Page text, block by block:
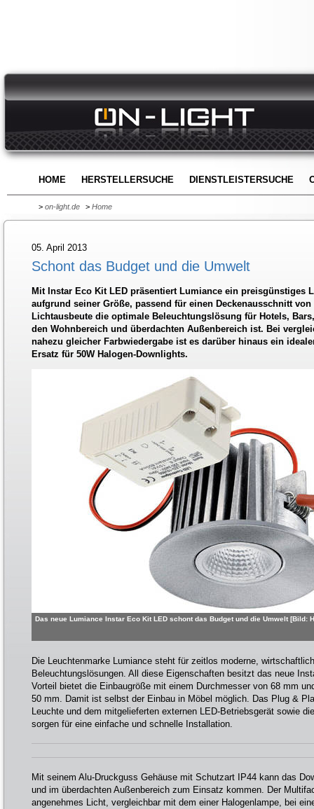
HOME HERSTELLERSUCHE DIENSTLEISTERSUCHE
> on-light.de > Home
05. April 2013
Schont das Budget und die Umwelt
Mit Instar Eco Kit LED präsentiert Lumiance ein preisgünstiges
aufgrund seiner Größe, passend für einen Deckenausschnitt
Lichtausbeute die optimale Beleuchtungslösung für Hotels,
den Wohnbereich und überdachten Außenbereich ist. Bei
nahezu gleicher Farbwiedergabe ist es darüber hinaus ein
Ersatz für 50W Halogen-Downlights.
Das neue Lumiance Instar Eco Kit LED schont das Budget und die Umwelt [Bild:
Die Leuchtenmarke Lumiance steht für zeitlos moderne,
Beleuchtungslösungen. All diese Eigenschaften besitzt das neue
Vorteil bietet die Einbaugröße mit einem Durchmesser von 68 mm
50 mm. Damit ist selbst der Einbau in Möbel möglich. Das Plug &
Leuchte und dem mitgelieferten externen LED-Betriebsgerät sowie
sorgen für eine einfache und schnelle Installation.
Mit seinem Alu-Druckguss Gehäuse mit Schutzart IP44 kann das
und im überdachten Außenbereich zum Einsatz kommen. Der
angenehmes Licht, vergleichbar mit dem einer Halogenlampe, bei